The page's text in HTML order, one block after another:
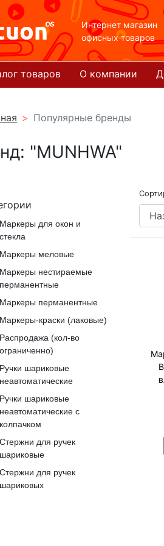
Интернет магазин
офисных товаров
товаров О компании
Популярные бренды
"MUNHWA"
Маркеры для окон и
стекла
Маркеры меловые
Маркеры нестираемые
перманентные
Маркеры перманентные
Маркеры-краски (лаковые)
Распродажа (кол-во
ограниченно)
Ручки шариковые
неавтоматические
Ручки шариковые
неавтоматические с
колпачком
Стержни для ручек
шариковые
Стержни для ручек
шариковых